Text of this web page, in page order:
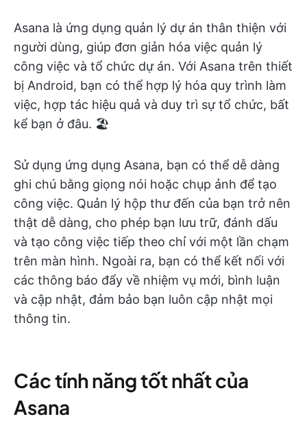
Asana là ứng dụng quản lý dự án thân thiện với
người dùng, giúp đơn giản hóa việc quản lý
công việc và tổ chức dự án. Với Asana trên thiết
bị Android, bạn có thể hợp lý hóa quy trình làm
việc, hợp tác hiệu quả và duy trì sự tổ chức, bất
kể bạn ở đâu. 🏖️
Sử dụng ứng dụng Asana, bạn có thể dễ dàng
ghi chú bằng giọng nói hoặc chụp ảnh để tạo
công việc. Quản lý hộp thư đến của bạn trở nên
thật dễ dàng, cho phép bạn lưu trữ, đánh dấu
và tạo công việc tiếp theo chỉ với một lần chạm
trên màn hình. Ngoài ra, bạn có thể kết nối với
các thông báo đẩy về nhiệm vụ mới, bình luận
và cập nhật, đảm bảo bạn luôn cập nhật mọi
thông tin.
Các tính năng tốt nhất của
Asana